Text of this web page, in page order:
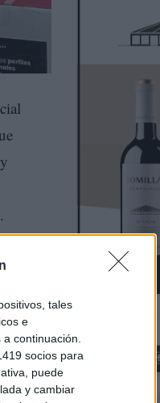
tales
e
continuación.
socios para
puede
y cambiar